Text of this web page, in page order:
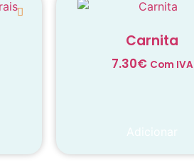
Carnita
7.30€ Com IVA
Adicionar